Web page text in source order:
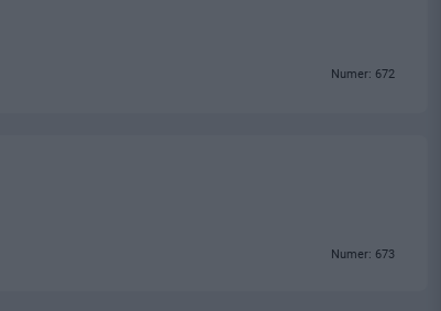
Numer: 672
Numer: 673